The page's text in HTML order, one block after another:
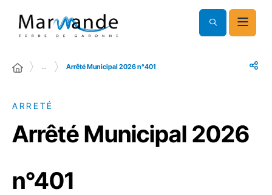
… Arrêté Municipal 2026 n°401
ARRETÉ
Arrêté Municipal 2026
n°401